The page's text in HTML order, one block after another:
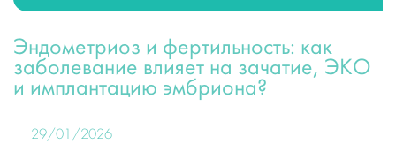
Эндометриоз и фертильность: как
заболевание влияет на зачатие, ЭКО
и имплантацию эмбриона?
29/01/2026